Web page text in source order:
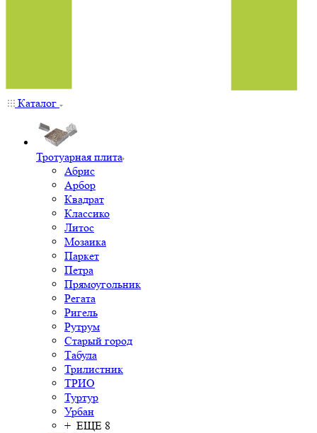
Каталог
Тротуарная плита
Абрис
Арбор
Квадрат
Классико
Литос
Мозаика
Паркет
Петра
Прямоугольник
Регата
Ригель
Рутрум
Старый город
Табула
Трилистник
ТРИО
Туртур
Урбан
+ ЕЩЕ 8